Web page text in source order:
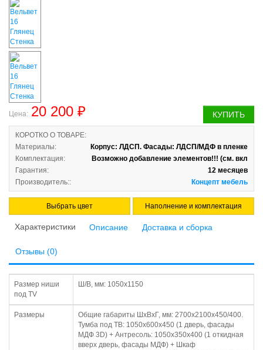
КУПИТЬ
Цена: 20 200 ₽
КОРОТКО О ТОВАРЕ:
Материалы:
Корпус: ЛДСП. Фасады: ЛДСП/МДФ в пленке
Комплектация:
Возможно добавление элементов!!! (см. вкл
Гарантия:
12 месяцев
Производитель::
Концепт мебель
Выбрать цвет Наполнение и комплектация
Характеристики Описание Доставка и сборка
Отзывы (0)
Размер ниши
под TV
Ш/В, мм: 1050х1150
Размеры
Общие габариты ШхВхГ, мм: 2700х2100х450/400.
Тумба под ТВ: 1050х600х450 (1 дверь, фасады
МДФ 3D) + Антресоль: 1050х350х400 (1 откидная
вверх дверь, фасады МДФ) + Шкаф